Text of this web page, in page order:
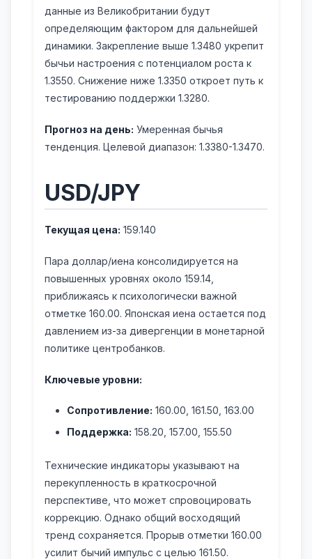
данные из Великобритании будут
определяющим фактором для дальнейшей
динамики. Закрепление выше 1.3480 укрепит
бычьи настроения с потенциалом роста к
1.3550. Снижение ниже 1.3350 откроет путь к
тестированию поддержки 1.3280.
Прогноз на день: Умеренная бычья
тенденция. Целевой диапазон: 1.3380-1.3470.
USD/JPY
Текущая цена: 159.140
Пара доллар/иена консолидируется на
повышенных уровнях около 159.14,
приближаясь к психологически важной
отметке 160.00. Японская иена остается под
давлением из-за дивергенции в монетарной
политике центробанков.
Ключевые уровни:
Сопротивление: 160.00, 161.50, 163.00
Поддержка: 158.20, 157.00, 155.50
Технические индикаторы указывают на
перекупленность в краткосрочной
перспективе, что может спровоцировать
коррекцию. Однако общий восходящий
тренд сохраняется. Прорыв отметки 160.00
усилит бычий импульс с целью 161.50.